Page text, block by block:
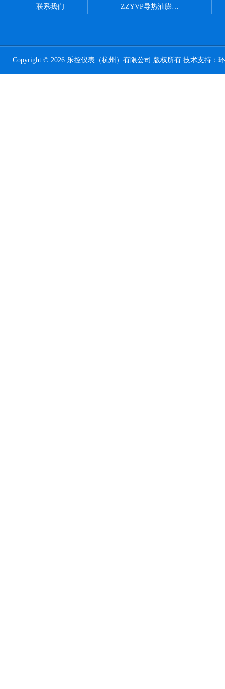
联系我们 ZZYVP导热油膨胀槽氮封阀
Copyright © 2026 乐控仪表（杭州）有限公司 版权所有 技术支持：